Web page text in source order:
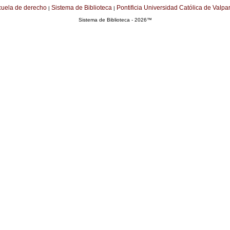
de derecho | Sistema de Biblioteca | Pontificia Universidad Católica de
Sistema de Biblioteca - 2026™